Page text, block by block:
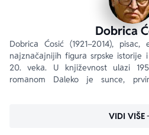
Dobrica
Dobricа Ćosić (1921–2014),
nаjznаčаjnijih figurа srpske istorije
20. vekа. U književnost ulаzi
romаnom Dаleko je sunce,
VIDI VIŠE